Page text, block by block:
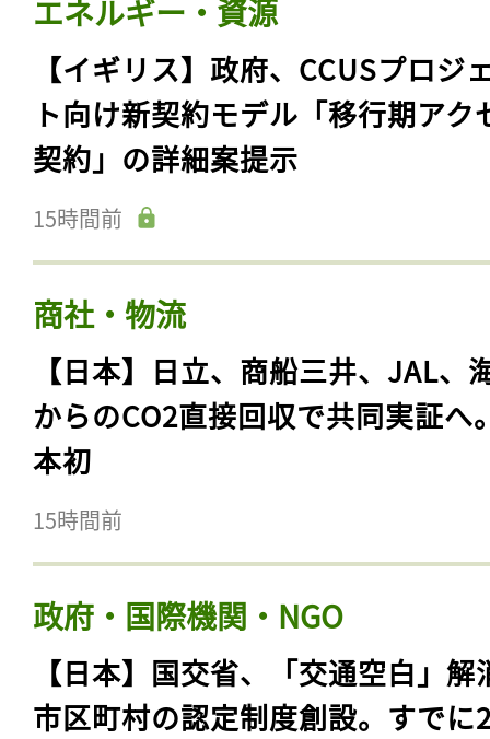
エネルギー・資源
【イギリス】政府、CCUSプロジ
ト向け新契約モデル「移行期アク
契約」の詳細案提示
15時間前
商社・物流
【日本】日立、商船三井、JAL、
からのCO2直接回収で共同実証へ
本初
15時間前
政府・国際機関・NGO
【日本】国交省、「交通空白」解
市区町村の認定制度創設。すでに